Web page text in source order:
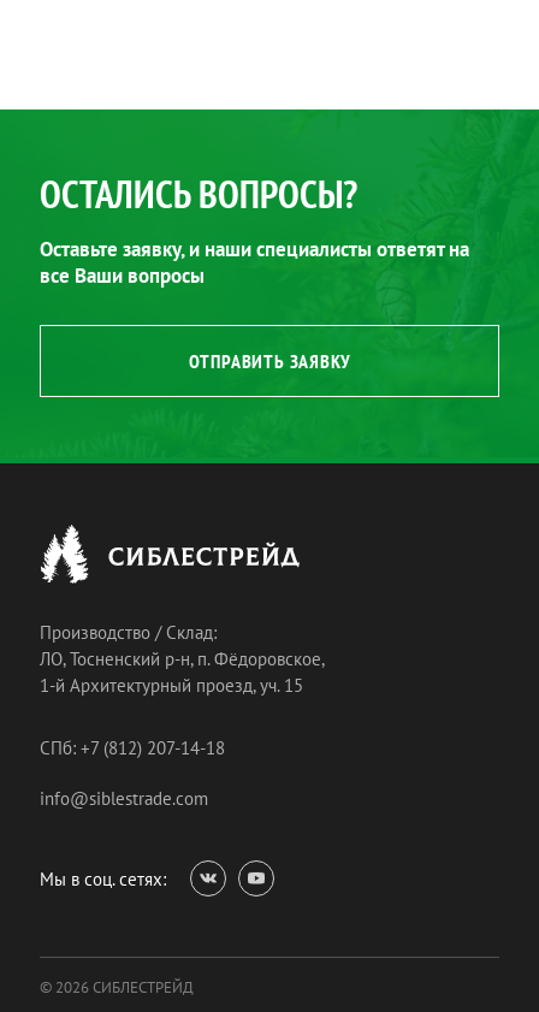
ОСТАЛИСЬ ВОПРОСЫ?
Оставьте заявку, и наши специалисты ответят на
все Ваши вопросы
ОТПРАВИТЬ ЗАЯВКУ
Производство / Склад:
ЛО, Тосненский р-н, п. Фёдоровское,
1-й Архитектурный проезд, уч. 15
СПб: +7 (812) 207-14-18
info@siblestrade.com
Мы в соц. сетях:
© 2026 СИБЛЕСТРЕЙД